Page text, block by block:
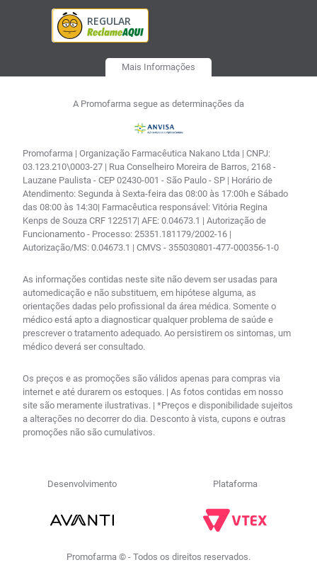
Mais Informações
A Promofarma segue as determinações da
Promofarma | Organização Farmacêutica Nakano Ltda | CNPJ:
03.123.210\0003-27 | Rua Conselheiro Moreira de Barros, 2168 -
Lauzane Paulista - CEP 02430-001 - São Paulo - SP | Horário de
Atendimento: Segunda à Sexta-feira das 08:00 às 17:00h e Sábado
das 08:00 às 14:30| Farmacêutica responsável: Vitória Regina
Kenps de Souza CRF 122517| AFE: 0.04673.1 | Autorização de
Funcionamento - Processo: 25351.181179/2002-16 |
Autorização/MS: 0.04673.1 | CMVS - 355030801-477-000356-1-0
As informações contidas neste site não devem ser usadas para
automedicação e não substituem, em hipótese alguma, as
orientações dadas pelo profissional da área médica. Somente o
médico está apto a diagnosticar qualquer problema de saúde e
prescrever o tratamento adequado. Ao persistirem os sintomas, um
médico deverá ser consultado.
Os preços e as promoções são válidos apenas para compras via
internet e até durarem os estoques. | As fotos contidas em nosso
site são meramente ilustrativas. | *Preços e disponibilidade sujeitos
a alterações no decorrer do dia. Desconto à vista, cupons e outras
promoções não são cumulativos.
Desenvolvimento Plataforma
Promofarma © - Todos os direitos reservados.